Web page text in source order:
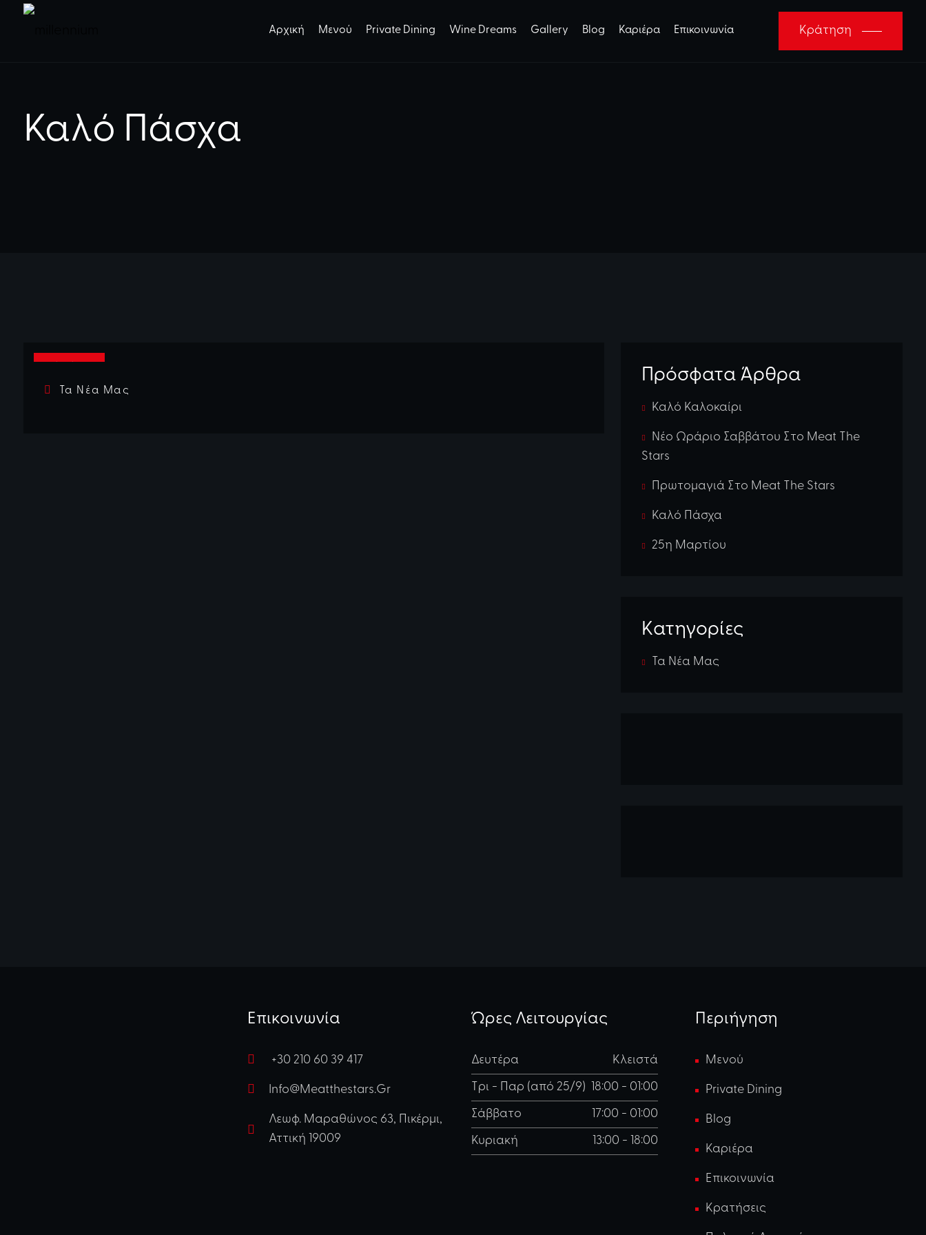
Αρχική Μενού Private Dining Wine Dreams Gallery Blog Καριέρα Επικοινωνία Κράτηση
Καλό Πάσχα
Τα Νέα Μας
Πρόσφατα Άρθρα
Καλό Καλοκαίρι
Νέο Ωράριο Σαββάτου Στο Meat The
Stars
Πρωτομαγιά Στο Meat The Stars
Καλό Πάσχα
25η Μαρτίου
Kατηγορίες
Τα Νέα Μας
Επικοινωνία
+30 210 60 39 417
Info@meatthestars.gr
Λεωφ. Μαραθώνος 63, Πικέρμι,
Αττική 19009
Ώρες Λειτουργίας
Δευτέρα Κλειστά
Τρι - Παρ (από 25/9) 18:00 - 01:00
Σάββατο 17:00 - 01:00
Κυριακή 13:00 - 18:00
Περιήγηση
Μενού
Private Dining
Blog
Καριέρα
Επικοινωνία
Κρατήσεις